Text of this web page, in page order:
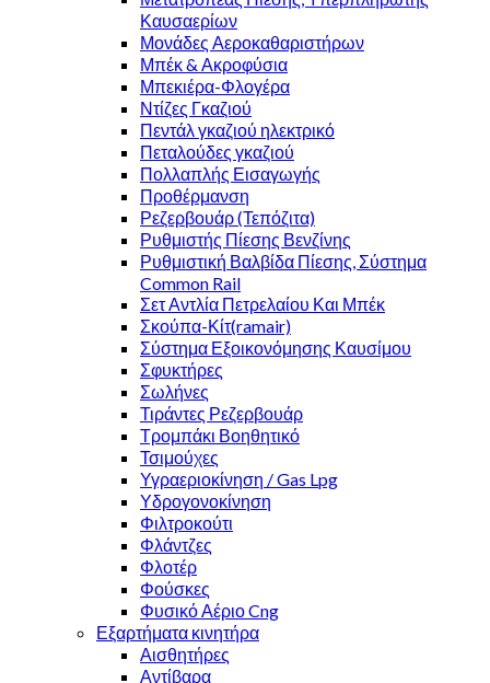
Καυσαερίων
Μονάδες Αεροκαθαριστήρων
Μπέκ & Ακροφύσια
Μπεκιέρα-Φλογέρα
Ντίζες Γκαζιού
Πεντάλ γκαζιού ηλεκτρικό
Πεταλούδες γκαζιού
Πολλαπλής Εισαγωγής
Προθέρμανση
Ρεζερβουάρ (Τεπόζιτα)
Ρυθμιστής Πίεσης Βενζίνης
Ρυθμιστική Βαλβίδα Πίεσης, Σύστημα
Common Rail
Σετ Αντλία Πετρελαίου Και Μπέκ
Σκούπα-Κίτ(ramair)
Σύστημα Εξοικονόμησης Καυσίμου
Σφυκτήρες
Σωλήνες
Τιράντες Ρεζερβουάρ
Τρομπάκι Βοηθητικό
Τσιμούχες
Υγραεριοκίνηση / Gas Lpg
Υδρογονοκίνηση
Φιλτροκούτι
Φλάντζες
Φλοτέρ
Φούσκες
Φυσικό Αέριο Cng
Εξαρτήματα κινητήρα
Αισθητήρες
Αντίβαρα